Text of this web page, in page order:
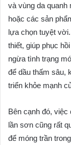
và vùng da quanh
hoặc các sản
lựa chọn tuyệt
thiết, giúp phục
ngừa tình trạng
để dầu thấm sâu,
triển khỏe mạnh
Bên cạnh đó, việc
lần sơn cũng rất
để móng trần